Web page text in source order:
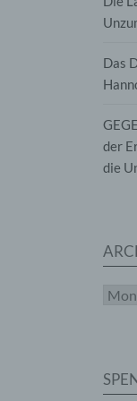
Das
der
die
beziehen,
Arbeitsleistung,